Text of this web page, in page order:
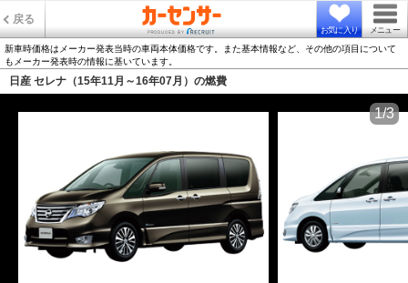
戻る
お気に入り メニュー
新車時価格はメーカー発表当時の車両本体価格です。また基本情報など、その他の項目について
もメーカー発表時の情報に基いています。
日産 セレナ（15年11月～16年07月）の燃費
1/3